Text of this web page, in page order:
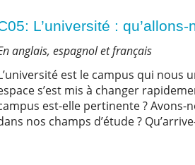
L’université :
anglais, espagnol et français
est le campus qui nous
s’est mis à changer
est-elle pertinente ?
nos champs d’étude ?